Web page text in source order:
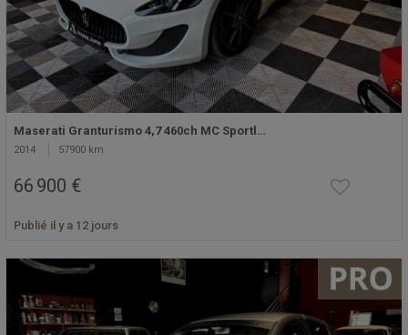
Maserati Granturismo 4,7 460ch MC Sportl…
2014 57900 km
66 900 €
Publié il y a 12 jours